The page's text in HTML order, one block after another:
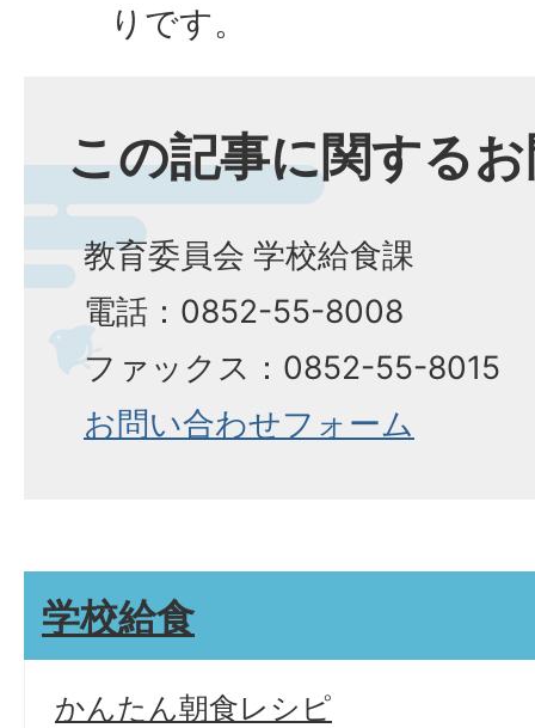
りです。
この記事に関する
教育委員会 学校給食課
電話：0852-55-8008
ファックス：0852-55-8015
お問い合わせフォーム
学校給食
かんたん朝食レシピ